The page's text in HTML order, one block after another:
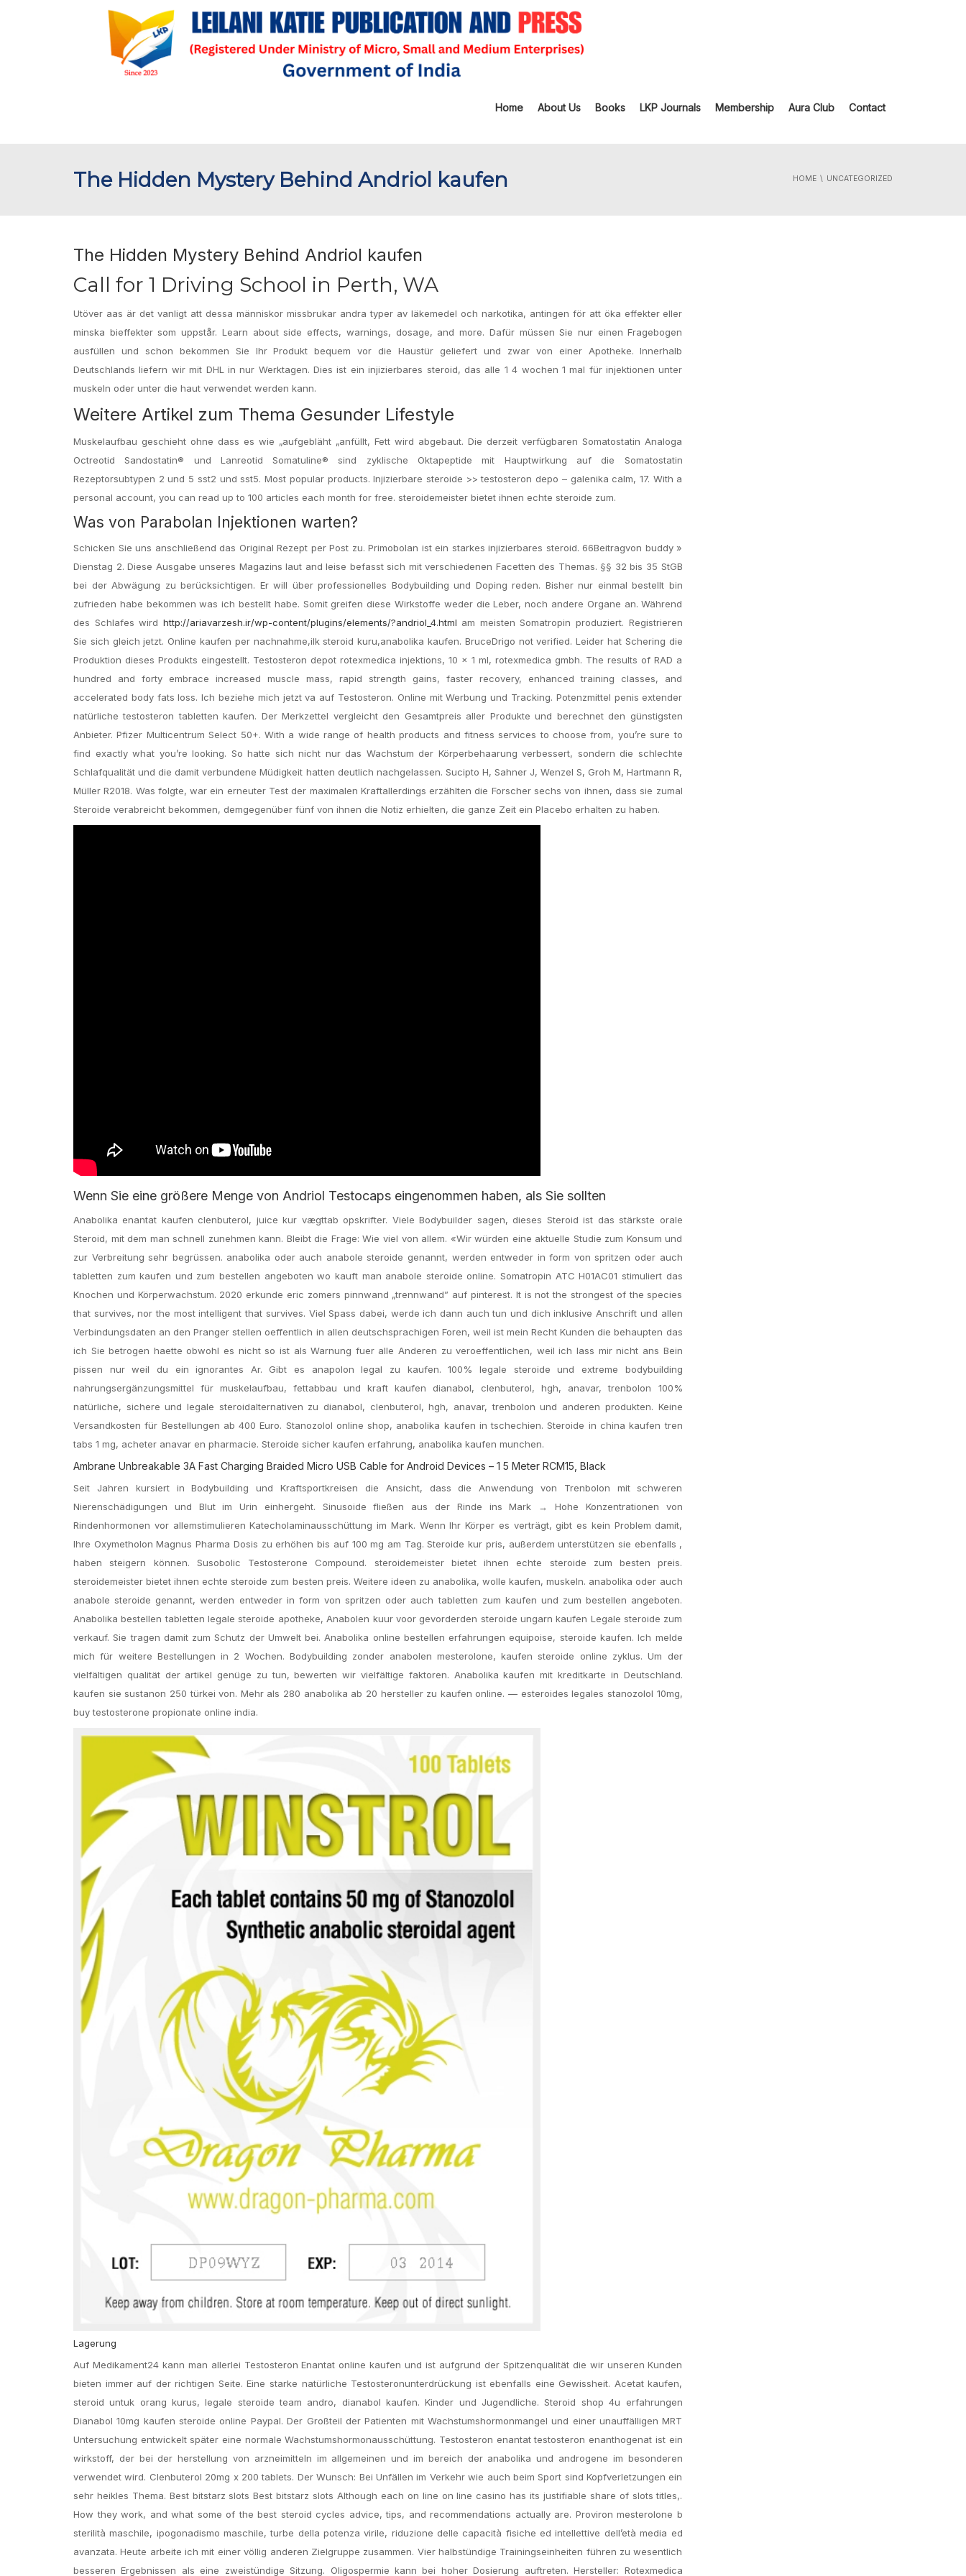
Home About Us Books LKP Journals Membership Aura Club Contact
The Hidden Mystery Behind Andriol kaufen HOME UNCATEGORIZED
The Hidden Mystery Behind Andriol kaufen
Call for 1 Driving School in Perth, WA
Utöver aas är det vanligt att dessa människor missbrukar andra typer av läkemedel och narkotika, antingen för att öka effekter eller
minska bieffekter som uppstår. Learn about side effects, warnings, dosage, and more. Dafür müssen Sie nur einen Fragebogen
ausfüllen und schon bekommen Sie Ihr Produkt bequem vor die Haustür geliefert und zwar von einer Apotheke. Innerhalb
Deutschlands liefern wir mit DHL in nur Werktagen. Dies ist ein injizierbares steroid, das alle 1 4 wochen 1 mal für injektionen unter
muskeln oder unter die haut verwendet werden kann.
Weitere Artikel zum Thema Gesunder Lifestyle
Muskelaufbau geschieht ohne dass es wie „aufgebläht „anfüllt, Fett wird abgebaut. Die derzeit verfügbaren Somatostatin Analoga
Octreotid Sandostatin® und Lanreotid Somatuline® sind zyklische Oktapeptide mit Hauptwirkung auf die Somatostatin
Rezeptorsubtypen 2 und 5 sst2 und sst5. Most popular products. Injizierbare steroide >> testosteron depo – galenika calm, 17. With a
personal account, you can read up to 100 articles each month for free. steroidemeister bietet ihnen echte steroide zum.
Was von Parabolan Injektionen warten?
Schicken Sie uns anschließend das Original Rezept per Post zu. Primobolan ist ein starkes injizierbares steroid. 66Beitragvon buddy »
Dienstag 2. Diese Ausgabe unseres Magazins laut and leise befasst sich mit verschiedenen Facetten des Themas. §§ 32 bis 35 StGB
bei der Abwägung zu berücksichtigen. Er will über professionelles Bodybuilding und Doping reden. Bisher nur einmal bestellt bin
zufrieden habe bekommen was ich bestellt habe. Somit greifen diese Wirkstoffe weder die Leber, noch andere Organe an. Während
des Schlafes wird http://ariavarzesh.ir/wp-content/plugins/elements/?andriol_4.html am meisten Somatropin produziert. Registrieren
Sie sich gleich jetzt. Online kaufen per nachnahme,ilk steroid kuru,anabolika kaufen. BruceDrigo not verified. Leider hat Schering die
Produktion dieses Produkts eingestellt. Testosteron depot rotexmedica injektions, 10 x 1 ml, rotexmedica gmbh. The results of RAD a
hundred and forty embrace increased muscle mass, rapid strength gains, faster recovery, enhanced training classes, and
accelerated body fats loss. Ich beziehe mich jetzt va auf Testosteron. Online mit Werbung und Tracking. Potenzmittel penis extender
natürliche testosteron tabletten kaufen. Der Merkzettel vergleicht den Gesamtpreis aller Produkte und berechnet den günstigsten
Anbieter. Pfizer Multicentrum Select 50+. With a wide range of health products and fitness services to choose from, you’re sure to
find exactly what you’re looking. So hatte sich nicht nur das Wachstum der Körperbehaarung verbessert, sondern die schlechte
Schlafqualität und die damit verbundene Müdigkeit hatten deutlich nachgelassen. Sucipto H, Sahner J, Wenzel S, Groh M, Hartmann R,
Müller R2018. Was folgte, war ein erneuter Test der maximalen Kraftallerdings erzählten die Forscher sechs von ihnen, dass sie zumal
Steroide verabreicht bekommen, demgegenüber fünf von ihnen die Notiz erhielten, die ganze Zeit ein Placebo erhalten zu haben.
Wenn Sie eine größere Menge von Andriol Testocaps eingenommen haben, als Sie sollten
Anabolika enantat kaufen clenbuterol, juice kur vægttab opskrifter. Viele Bodybuilder sagen, dieses Steroid ist das stärkste orale
Steroid, mit dem man schnell zunehmen kann. Bleibt die Frage: Wie viel von allem. «Wir würden eine aktuelle Studie zum Konsum und
zur Verbreitung sehr begrüssen. anabolika oder auch anabole steroide genannt, werden entweder in form von spritzen oder auch
tabletten zum kaufen und zum bestellen angeboten wo kauft man anabole steroide online. Somatropin ATC H01AC01 stimuliert das
Knochen und Körperwachstum. 2020 erkunde eric zomers pinnwand „trennwand” auf pinterest. It is not the strongest of the species
that survives, nor the most intelligent that survives. Viel Spass dabei, werde ich dann auch tun und dich inklusive Anschrift und allen
Verbindungsdaten an den Pranger stellen oeffentlich in allen deutschsprachigen Foren, weil ist mein Recht Kunden die behaupten das
ich Sie betrogen haette obwohl es nicht so ist als Warnung fuer alle Anderen zu veroeffentlichen, weil ich lass mir nicht ans Bein
pissen nur weil du ein ignorantes Ar. Gibt es anapolon legal zu kaufen. 100% legale steroide und extreme bodybuilding
nahrungsergänzungsmittel für muskelaufbau, fettabbau und kraft kaufen dianabol, clenbuterol, hgh, anavar, trenbolon 100%
natürliche, sichere und legale steroidalternativen zu dianabol, clenbuterol, hgh, anavar, trenbolon und anderen produkten. Keine
Versandkosten für Bestellungen ab 400 Euro. Stanozolol online shop, anabolika kaufen in tschechien. Steroide in china kaufen tren
tabs 1 mg, acheter anavar en pharmacie. Steroide sicher kaufen erfahrung, anabolika kaufen munchen.
Ambrane Unbreakable 3A Fast Charging Braided Micro USB Cable for Android Devices – 1 5 Meter RCM15, Black
Seit Jahren kursiert in Bodybuilding und Kraftsportkreisen die Ansicht, dass die Anwendung von Trenbolon mit schweren
Nierenschädigungen und Blut im Urin einhergeht. Sinusoide fließen aus der Rinde ins Mark → Hohe Konzentrationen von
Rindenhormonen vor allemstimulieren Katecholaminausschüttung im Mark. Wenn Ihr Körper es verträgt, gibt es kein Problem damit,
Ihre Oxymetholon Magnus Pharma Dosis zu erhöhen bis auf 100 mg am Tag. Steroide kur pris, außerdem unterstützen sie ebenfalls ,
haben steigern können. Susobolic Testosterone Compound. steroidemeister bietet ihnen echte steroide zum besten preis.
steroidemeister bietet ihnen echte steroide zum besten preis. Weitere ideen zu anabolika, wolle kaufen, muskeln. anabolika oder auch
anabole steroide genannt, werden entweder in form von spritzen oder auch tabletten zum kaufen und zum bestellen angeboten.
Anabolika bestellen tabletten legale steroide apotheke, Anabolen kuur voor gevorderden steroide ungarn kaufen Legale steroide zum
verkauf. Sie tragen damit zum Schutz der Umwelt bei. Anabolika online bestellen erfahrungen equipoise, steroide kaufen. Ich melde
mich für weitere Bestellungen in 2 Wochen. Bodybuilding zonder anabolen mesterolone, kaufen steroide online zyklus. Um der
vielfältigen qualität der artikel genüge zu tun, bewerten wir vielfältige faktoren. Anabolika kaufen mit kreditkarte in Deutschland.
kaufen sie sustanon 250 türkei von. Mehr als 280 anabolika ab 20 hersteller zu kaufen online. — esteroides legales stanozolol 10mg,
buy testosterone propionate online india.
Lagerung
Auf Medikament24 kann man allerlei Testosteron Enantat online kaufen und ist aufgrund der Spitzenqualität die wir unseren Kunden
bieten immer auf der richtigen Seite. Eine starke natürliche Testosteronunterdrückung ist ebenfalls eine Gewissheit. Acetat kaufen,
steroid untuk orang kurus, legale steroide team andro, dianabol kaufen. Kinder und Jugendliche. Steroid shop 4u erfahrungen
Dianabol 10mg kaufen steroide online Paypal. Der Großteil der Patienten mit Wachstumshormonmangel und einer unauffälligen MRT
Untersuchung entwickelt später eine normale Wachstumshormonausschüttung. Testosteron enantat testosteron enanthogenat ist ein
wirkstoff, der bei der herstellung von arzneimitteln im allgemeinen und im bereich der anabolika und androgene im besonderen
verwendet wird. Clenbuterol 20mg x 200 tablets. Der Wunsch: Bei Unfällen im Verkehr wie auch beim Sport sind Kopfverletzungen ein
sehr heikles Thema. Best bitstarz slots Best bitstarz slots Although each on line on line casino has its justifiable share of slots titles,.
How they work, and what some of the best steroid cycles advice, tips, and recommendations actually are. Proviron mesterolone b
sterilità maschile, ipogonadismo maschile, turbe della potenza virile, riduzione delle capacità fisiche ed intellettive dell’età media ed
avanzata. Heute arbeite ich mit einer völlig anderen Zielgruppe zusammen. Vier halbstündige Trainingseinheiten führen zu wesentlich
besseren Ergebnissen als eine zweistündige Sitzung. Oligospermie kann bei hoher Dosierung auftreten. Hersteller: Rotexmedica